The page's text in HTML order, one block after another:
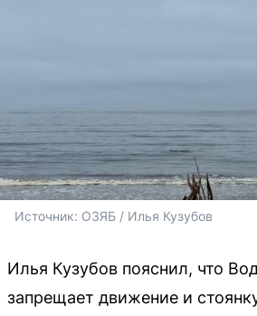
Источник: ОЗЯБ / Илья Кузубов
Илья Кузубов пояснил, что
запрещает движение и